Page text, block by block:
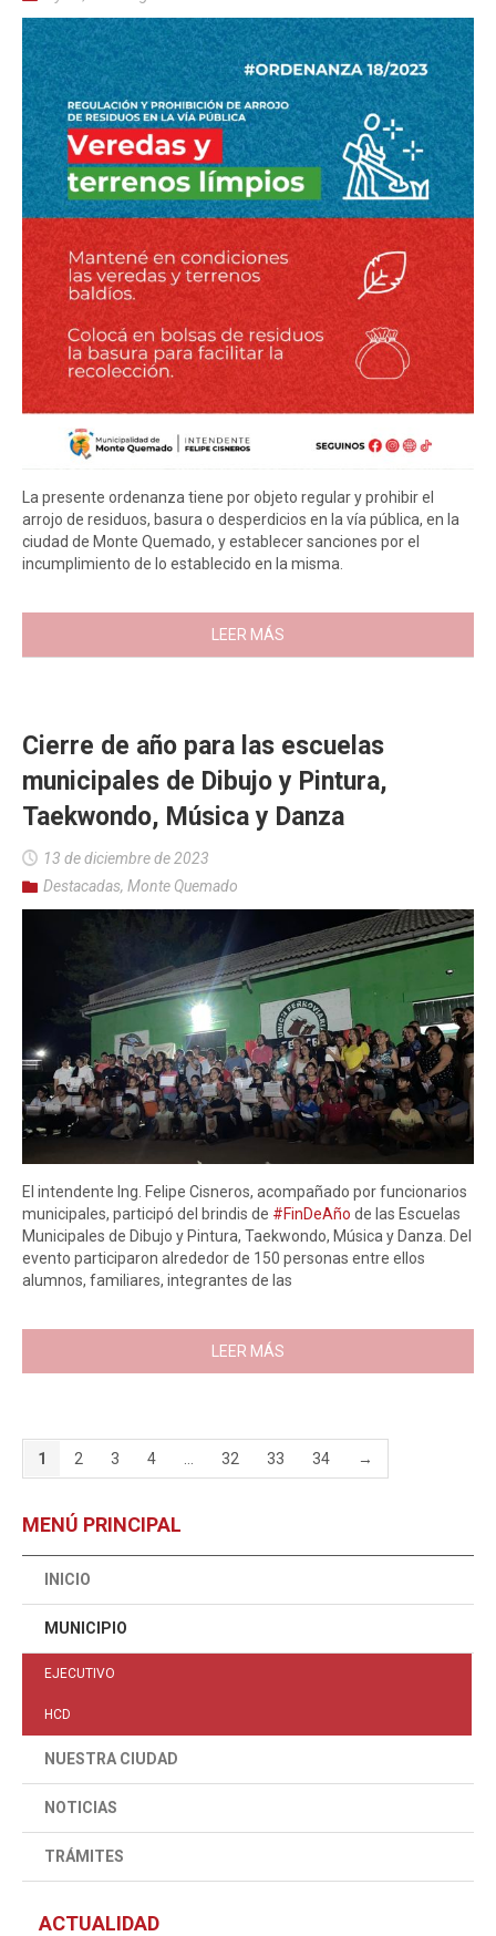
La presente ordenanza tiene por objeto regular y prohibir el
arrojo de residuos, basura o desperdicios en la vía pública, en la
ciudad de Monte Quemado, y establecer sanciones por el
incumplimiento de lo establecido en la misma.
LEER MÁS
Cierre de año para las escuelas
municipales de Dibujo y Pintura,
Taekwondo, Música y Danza
13 de diciembre de 2023
Destacadas, Monte Quemado
El intendente Ing. Felipe Cisneros, acompañado por funcionarios
municipales, participó del brindis de #FinDeAño de las Escuelas
Municipales de Dibujo y Pintura, Taekwondo, Música y Danza. Del
evento participaron alrededor de 150 personas entre ellos
alumnos, familiares, integrantes de las
LEER MÁS
1 2 3 4 32 33 34 →
MENÚ PRINCIPAL
INICIO
MUNICIPIO
EJECUTIVO
HCD
NUESTRA CIUDAD
NOTICIAS
TRÁMITES
ACTUALIDAD